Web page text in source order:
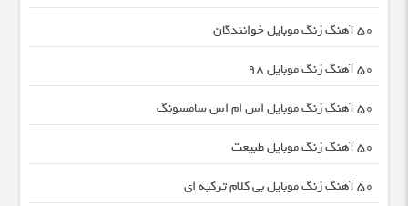
50 آهنگ زنگ موبایل خوانندگان
50 آهنگ زنگ موبایل 98
50 آهنگ زنگ موبایل اس ام اس سامسونگ
50 آهنگ زنگ موبایل طبیعت
50 آهنگ زنگ موبایل بی کلام ترکیه ای